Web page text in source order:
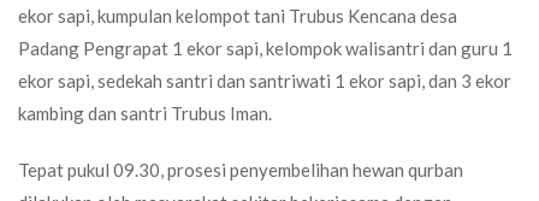
ekor sapi, kumpulan kelompot tani Trubus Kencana desa
Padang Pengrapat 1 ekor sapi, kelompok walisantri dan guru 1
ekor sapi, sedekah santri dan santriwati 1 ekor sapi, dan 3 ekor
kambing dan santri Trubus Iman.
Tepat pukul 09.30, prosesi penyembelihan hewan qurban